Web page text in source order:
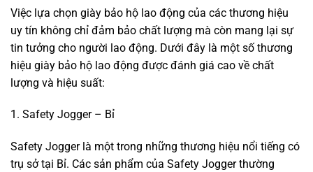
Việc lựa chọn giày bảo hộ lao động của các thương hiệu
uy tín không chỉ đảm bảo chất lượng mà còn mang lại sự
tin tưởng cho người lao động. Dưới đây là một số thương
hiệu giày bảo hộ lao động được đánh giá cao về chất
lượng và hiệu suất:
1. Safety Jogger – Bỉ
Safety Jogger là một trong những thương hiệu nổi tiếng có
trụ sở tại Bỉ. Các sản phẩm của Safety Jogger thường